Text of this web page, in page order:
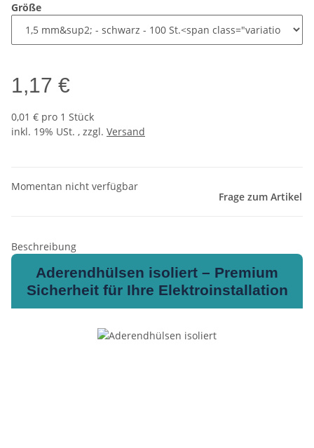
Größe
1,17 €
0,01 € pro 1 Stück
inkl. 19% USt. , zzgl. Versand
Momentan nicht verfügbar
Frage zum Artikel
Beschreibung
Aderendhülsen isoliert – Premium
Sicherheit für Ihre Elektroinstallation